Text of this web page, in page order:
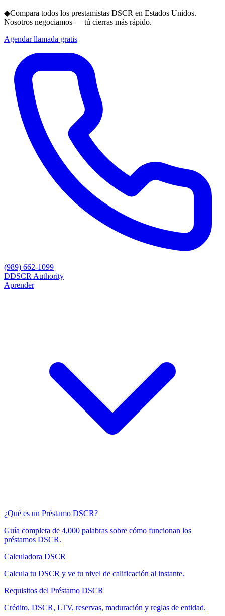
◆Compara todos los prestamistas DSCR en Estados Unidos.
Nosotros negociamos — tú cierras más rápido.
Agendar llamada gratis
(989) 662-1099
DDSCR Authority
Aprender
¿Qué es un Préstamo DSCR?
Guía completa de 4,000 palabras sobre cómo funcionan los
préstamos DSCR.
Calculadora DSCR
Calcula tu DSCR y ve tu nivel de calificación al instante.
Requisitos del Préstamo DSCR
Crédito, DSCR, LTV, reservas, maduración y reglas de entidad.